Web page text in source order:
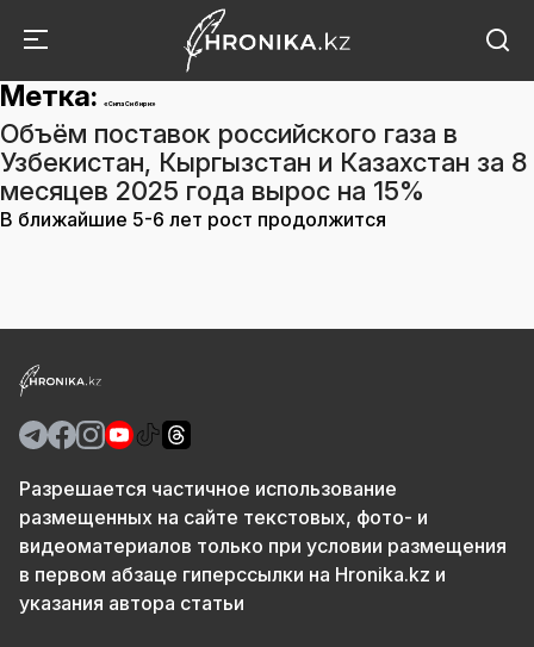
Метка: «Сила Сибири»
Объём поставок российского газа в
Узбекистан, Кыргызстан и Казахстан за 8
месяцев 2025 года вырос на 15%
В ближайшие 5-6 лет рост продолжится
Разрешается частичное использование
размещенных на сайте текстовых, фото- и
видеоматериалов только при условии размещения
в первом абзаце гиперссылки на Hronika.kz и
указания автора статьи